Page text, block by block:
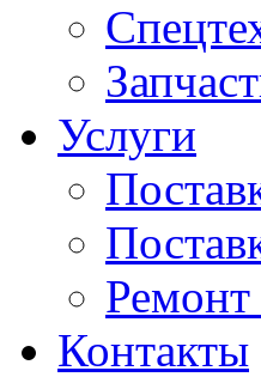
Услуги
Ремонт
Контакты